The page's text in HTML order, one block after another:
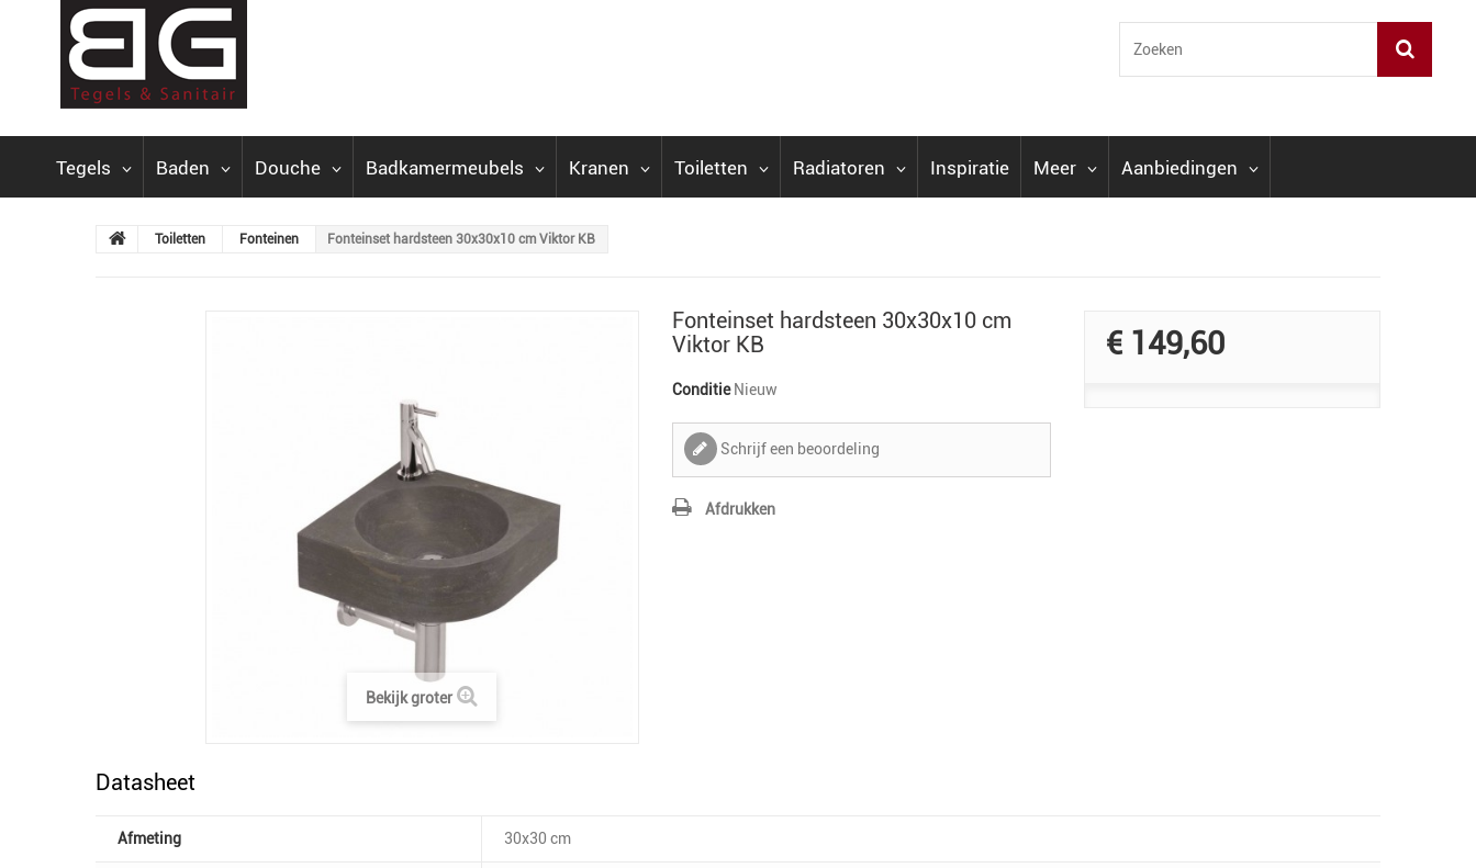
Tegels Baden Douche Badkamermeubels Kranen Toiletten Radiatoren Inspiratie Meer Aanbiedingen
Toiletten Fonteinen Fonteinset hardsteen 30x30x10 cm Viktor KB
Bekijk groter
Fonteinset hardsteen 30x30x10 cm
Viktor KB
Conditie Nieuw
Schrijf een beoordeling
Afdrukken
€ 149,60
Datasheet
Afmeting 30x30 cm